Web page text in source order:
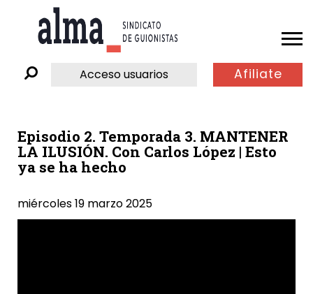
Acceso usuarios Afiliate
Episodio 2. Temporada 3. MANTENER
LA ILUSIÓN. Con Carlos López | Esto
ya se ha hecho
miércoles 19 marzo 2025